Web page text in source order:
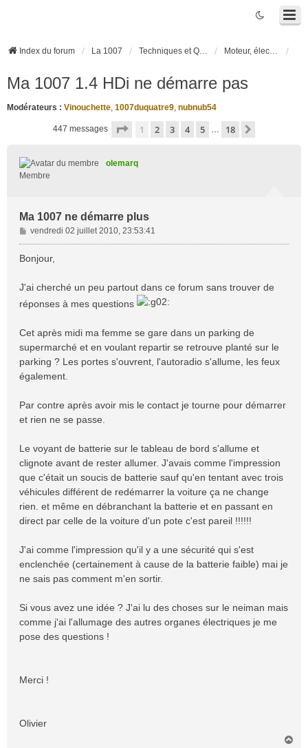
Index du forum La 1007 Techniques et Questions Moteur, électronique moteur, boîte robotisée 2-Tronic
Ma 1007 1.4 HDi ne démarre pas
Modérateurs : Vinouchette, 1007duquatre9, nubnub54
447 messages Page 1sur18
1 2 3 4 5 … 18
olemarq
Membre
Ma 1007 ne démarre plus
M
e
s
g
e
vendredi 02 juillet 2010, 23:53:41
Bonjour,
J'ai cherché un peu partout dans ce forum sans trouver de
réponses à mes questions
Cet après midi ma femme se gare dans un parking de
supermarché et en voulant repartir se retrouve planté sur le
parking ? Les portes s'ouvrent, l'autoradio s'allume, les feux
également.
Par contre après avoir mis le contact je tourne pour démarrer
et rien ne se passe.
Le voyant de batterie sur le tableau de bord s'allume et
clignote avant de rester allumer. J'avais comme l'impression
que c'était un soucis de batterie sauf qu'en tentant avec trois
véhicules différent de redémarrer la voiture ça ne change
rien. et même en débranchant la batterie et en passant en
direct par celle de la voiture d'un pote c'est pareil !!!!!!
J'ai comme l'impression qu'il y a une sécurité qui s'est
enclenchée (certainement à cause de la batterie faible) mai je
ne sais pas comment m'en sortir.
Si vous avez une idée ? J'ai lu des choses sur le neiman mais
comme j'ai l'allumage des autres organes électriques je me
pose des questions !
Merci !
Olivier